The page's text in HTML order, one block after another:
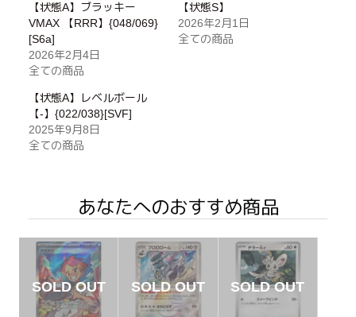
【状態A】ブラッキー
VMAX 【RRR】{048/069}
[S6a]
2026年2月4日
全ての商品
【状態S】
2026年2月1日
全ての商品
【状態A】レベルボール
【-】{022/038}[SVF]
2025年9月8日
全ての商品
あなたへのおすすめ商品